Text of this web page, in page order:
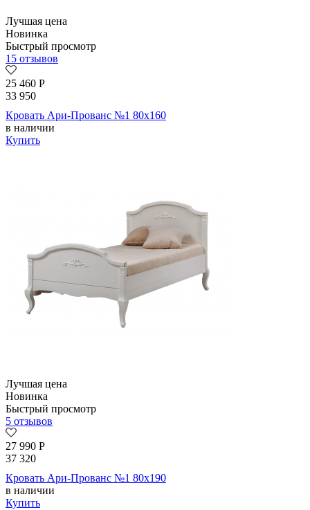
Лучшая цена
Новинка
Быстрый просмотр
15 отзывов
25 460 Р
33 950
Кровать Ари-Прованс №1 80х160
в наличии
Купить
Лучшая цена
Новинка
Быстрый просмотр
5 отзывов
27 990 Р
37 320
Кровать Ари-Прованс №1 80х190
в наличии
Купить